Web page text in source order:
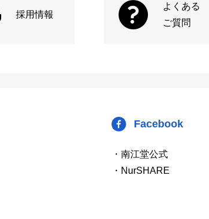
採用情報
よくある
ご質問
Facebook
・南江堂公式
・NurSHARE